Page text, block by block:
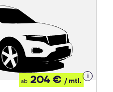
ab 204 € / mtl.
Details
zum